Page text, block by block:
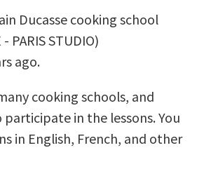
Ducasse cooking school
- PARIS STUDIO)
ago.
cooking schools, and
participate in the lessons. You
in English, French, and other